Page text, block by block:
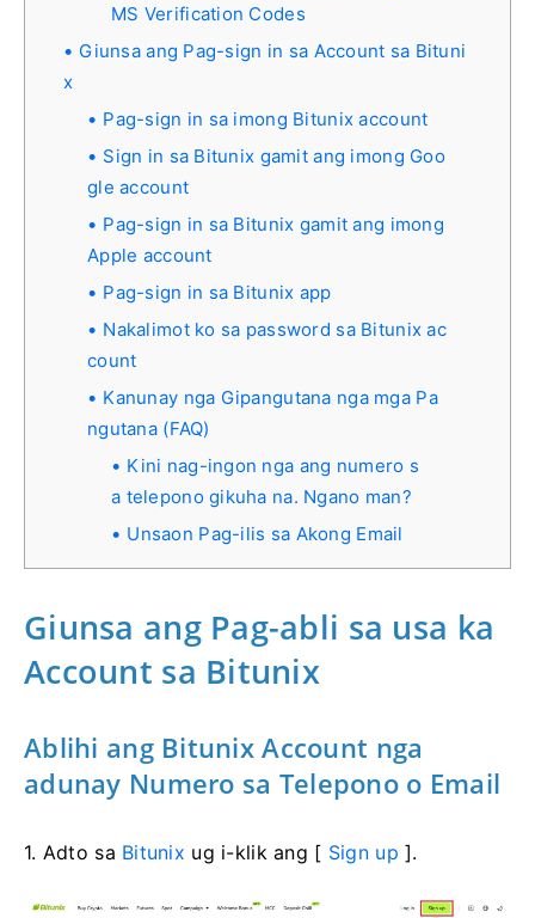
MS Verification Codes
Giunsa ang Pag-sign in sa Account sa Bituni
x
Pag-sign in sa imong Bitunix account
Sign in sa Bitunix gamit ang imong Goo
gle account
Pag-sign in sa Bitunix gamit ang imong
Apple account
Pag-sign in sa Bitunix app
Nakalimot ko sa password sa Bitunix ac
count
Kanunay nga Gipangutana nga mga Pa
ngutana (FAQ)
Kini nag-ingon nga ang numero s
a telepono gikuha na. Ngano man?
Unsaon Pag-ilis sa Akong Email
Giunsa ang Pag-abli sa usa ka
Account sa Bitunix
Ablihi ang Bitunix Account nga
adunay Numero sa Telepono o Email
1. Adto sa Bitunix ug i-klik ang [ Sign up ].